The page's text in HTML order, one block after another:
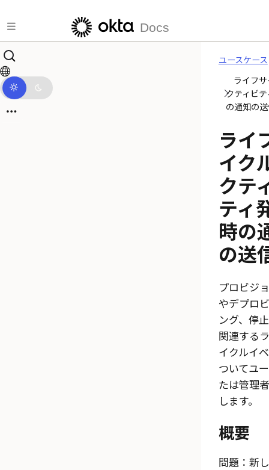
Docs
ユースケース
ライフ
クティビ
の通知の
ライ
イク
クテ
ティ
時の
の送
プロビジ
やデプロ
ング、停
関連する
イクルイ
ついてユ
たは管理
します。
概要
問題：新